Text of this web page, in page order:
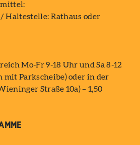
Haltestelle: Rathaus oder
Mo-Fr 9-18 Uhr und Sa 8-12
mit Parkscheibe) oder in der
Straße 10a) – 1,50